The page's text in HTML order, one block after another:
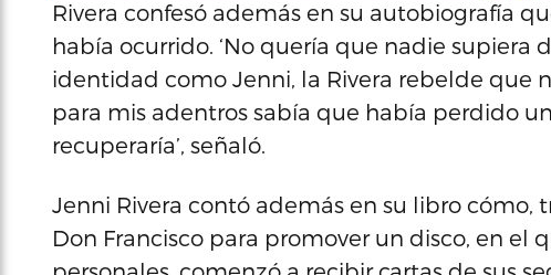
Rivera confesó además en su autobiografía
había ocurrido. ‘No quería que nadie
identidad como Jenni, la Rivera rebelde que
para mis adentros sabía que había perdido
recuperaría’, señaló.
Jenni Rivera contó además en su libro cómo,
Don Francisco para promover un disco, en el